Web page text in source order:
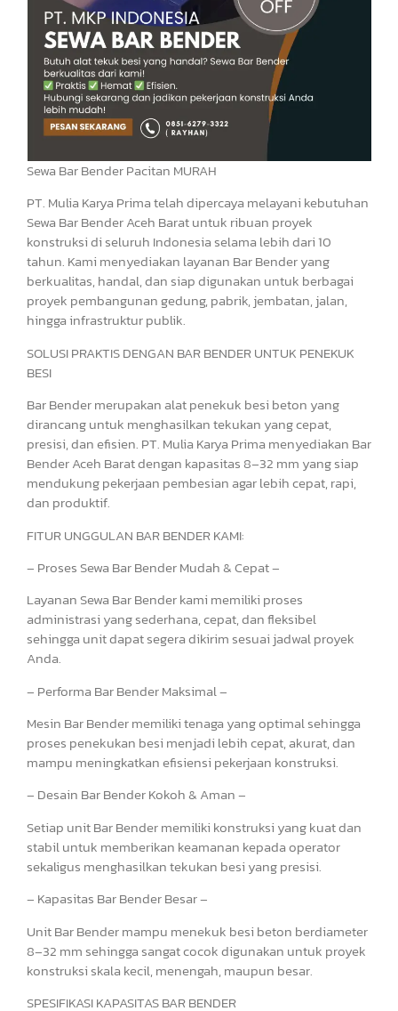
Sewa Bar Bender Pacitan MURAH
PT. Mulia Karya Prima telah dipercaya melayani kebutuhan
Sewa Bar Bender Aceh Barat untuk ribuan proyek
konstruksi di seluruh Indonesia selama lebih dari 10
tahun. Kami menyediakan layanan Bar Bender yang
berkualitas, handal, dan siap digunakan untuk berbagai
proyek pembangunan gedung, pabrik, jembatan, jalan,
hingga infrastruktur publik.
SOLUSI PRAKTIS DENGAN BAR BENDER UNTUK PENEKUK
BESI
Bar Bender merupakan alat penekuk besi beton yang
dirancang untuk menghasilkan tekukan yang cepat,
presisi, dan efisien. PT. Mulia Karya Prima menyediakan Bar
Bender Aceh Barat dengan kapasitas 8–32 mm yang siap
mendukung pekerjaan pembesian agar lebih cepat, rapi,
dan produktif.
FITUR UNGGULAN BAR BENDER KAMI:
– Proses Sewa Bar Bender Mudah & Cepat –
Layanan Sewa Bar Bender kami memiliki proses
administrasi yang sederhana, cepat, dan fleksibel
sehingga unit dapat segera dikirim sesuai jadwal proyek
Anda.
– Performa Bar Bender Maksimal –
Mesin Bar Bender memiliki tenaga yang optimal sehingga
proses penekukan besi menjadi lebih cepat, akurat, dan
mampu meningkatkan efisiensi pekerjaan konstruksi.
– Desain Bar Bender Kokoh & Aman –
Setiap unit Bar Bender memiliki konstruksi yang kuat dan
stabil untuk memberikan keamanan kepada operator
sekaligus menghasilkan tekukan besi yang presisi.
– Kapasitas Bar Bender Besar –
Unit Bar Bender mampu menekuk besi beton berdiameter
8–32 mm sehingga sangat cocok digunakan untuk proyek
konstruksi skala kecil, menengah, maupun besar.
SPESIFIKASI KAPASITAS BAR BENDER